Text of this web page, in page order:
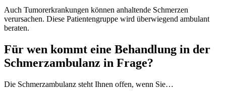
Auch Tumorerkrankungen können anhaltende Schmerzen
verursachen. Diese Patientengruppe wird überwiegend ambulant
beraten.
Für wen kommt eine Behandlung in der
Schmerzambulanz in Frage?
Die Schmerzambulanz steht Ihnen offen, wenn Sie…